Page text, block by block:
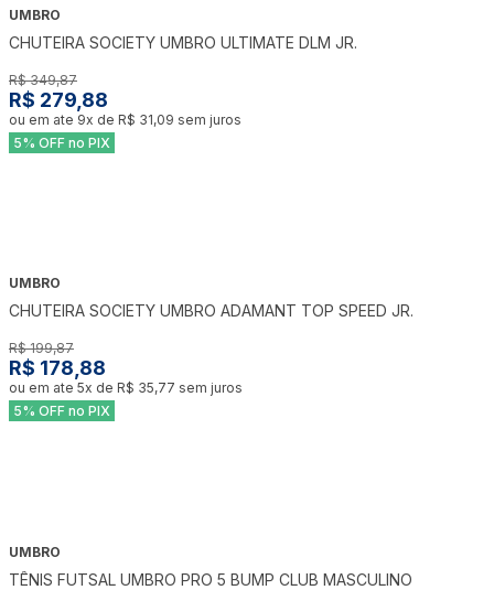
UMBRO
CHUTEIRA SOCIETY UMBRO ULTIMATE DLM JR.
R$ 349,87
R$ 279,88
ou em ate 9x de R$ 31,09 sem juros
5% OFF no PIX
UMBRO
CHUTEIRA SOCIETY UMBRO ADAMANT TOP SPEED JR.
R$ 199,87
R$ 178,88
ou em ate 5x de R$ 35,77 sem juros
5% OFF no PIX
UMBRO
TÊNIS FUTSAL UMBRO PRO 5 BUMP CLUB MASCULINO